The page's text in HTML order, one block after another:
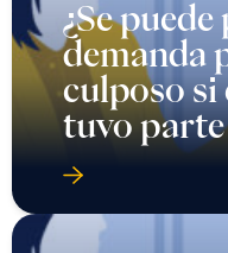
¿Se
demanda
culposo si
tuvo parte